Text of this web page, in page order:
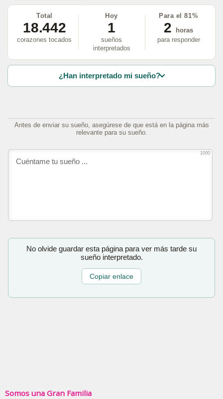
Total
18.442
corazones tocados
Hoy
1
sueños
interpretados
Para el 81%
2
horas
para responder
¿Han interpretado mi sueño?
Antes de enviar su sueño, asegúrese de que está en la página más
relevante para su sueño.
1000
No olvide guardar esta página para ver más tarde su
sueño interpretado.
Copiar enlace
Somos una Gran Familia